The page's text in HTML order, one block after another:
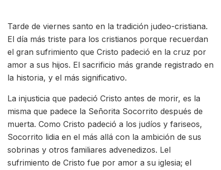
Tarde de viernes santo en la tradición judeo-cristiana.
El día más triste para los cristianos porque recuerdan
el gran sufrimiento que Cristo padeció en la cruz por
amor a sus hijos. El sacrificio más grande registrado en
la historia, y el más significativo.
La injusticia que padeció Cristo antes de morir, es la
misma que padece la Señorita Socorrito después de
muerta. Como Cristo padeció a los judíos y fariseos,
Socorrito lidia en el más allá con la ambición de sus
sobrinas y otros familiares advenedizos. Lel
sufrimiento de Cristo fue por amor a su iglesia; el